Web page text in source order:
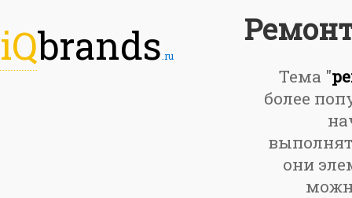
iQbrands .ru
Тема "
более
они